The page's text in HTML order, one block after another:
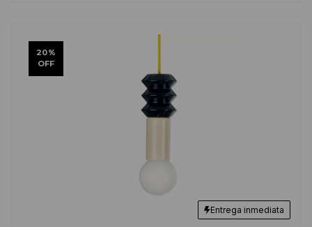
20%
OFF
Entrega inmediata